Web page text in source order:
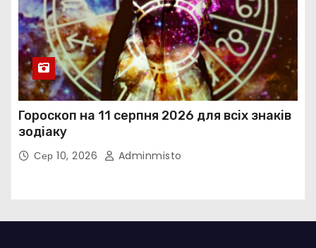
Гороскоп на 11 серпня 2026 для всіх знаків
зодіаку
Сер 10, 2026 Adminmisto